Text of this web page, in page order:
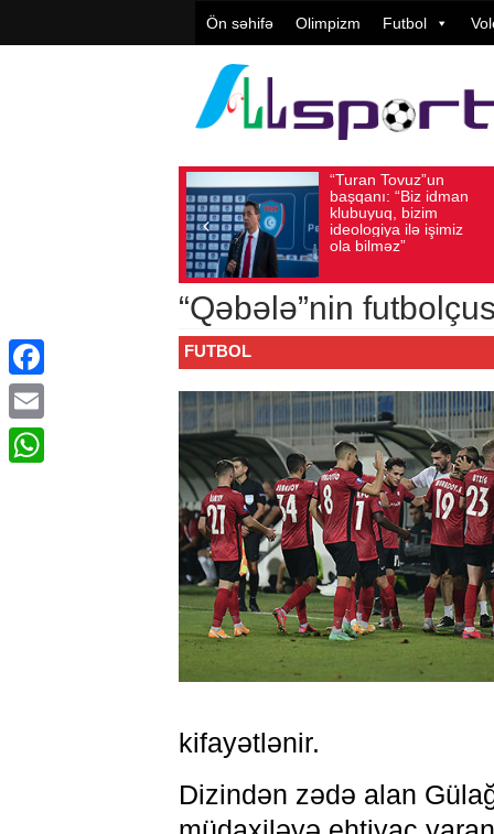
Ön səhifə Olimpizm Futbol
başqanı: “Biz idman
klubuyuq, bizim
ideologiya ilə işimiz
ola bilməz”
Vüqar
yüksək
Avqust 05, 2026
“Qəbələ”nin
FUTBOL
kifayətlənir.
​Dizindən zədə alan
Facebook
Email